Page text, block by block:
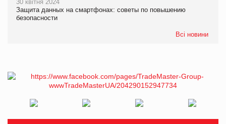
30 квітня 2024
Защита данных на смартфонах: советы по повышению
безопасности
Всі новини